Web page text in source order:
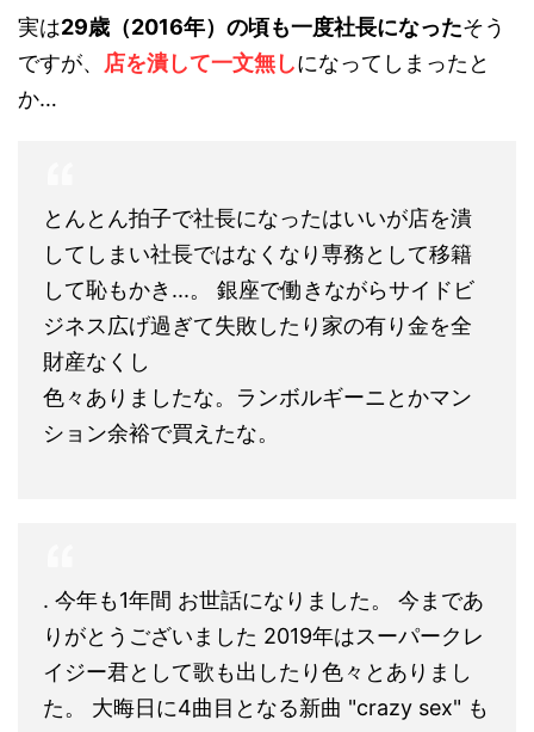
実は29歳（2016年）の頃も一度社長になったそう
ですが、 店を潰して一文無しになってしまったと
か…
とんとん拍子で社長になったはいいが店を潰
してしまい社長ではなくなり専務として移籍
して恥もかき...。 銀座で働きながらサイドビ
ジネス広げ過ぎて失敗したり家の有り金を全
財産なくし
色々ありましたな。ランボルギーニとかマン
ション余裕で買えたな。
. 今年も1年間 お世話になりました。 今まであ
りがとうございました 2019年はスーパークレ
イジー君として歌も出したり色々とありまし
た。 大晦日に4曲目となる新曲 "crazy sex" も